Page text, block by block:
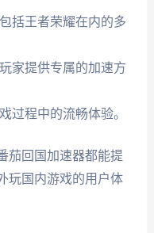
括王者荣耀在内的多
家提供专属的加速方
过程中的流畅体验。
茄回国加速器都能提
玩国内游戏的用户体